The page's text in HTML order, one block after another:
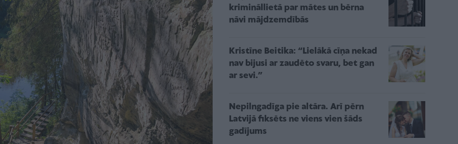
krimināllietā par mātes un bērna
nāvi mājdzemdībās
Kristīne Beitika: “Lielākā cīņa nekad
nav bijusi ar zaudēto svaru, bet gan
ar sevi.”
Nepilngadīga pie altāra. Arī pērn
Latvijā fiksēts ne viens vien šāds
gadījums